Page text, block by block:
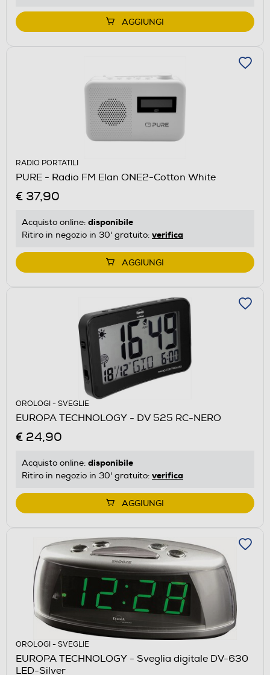
AGGIUNGI
RADIO PORTATILI
PURE - Radio FM Elan ONE2-Cotton White
€ 37,90
Acquisto online: disponibile
Ritiro in negozio in 30' gratuito: verifica
AGGIUNGI
OROLOGI - SVEGLIE
EUROPA TECHNOLOGY - DV 525 RC-NERO
€ 24,90
Acquisto online: disponibile
Ritiro in negozio in 30' gratuito: verifica
AGGIUNGI
OROLOGI - SVEGLIE
EUROPA TECHNOLOGY - Sveglia digitale DV-630
LED-Silver